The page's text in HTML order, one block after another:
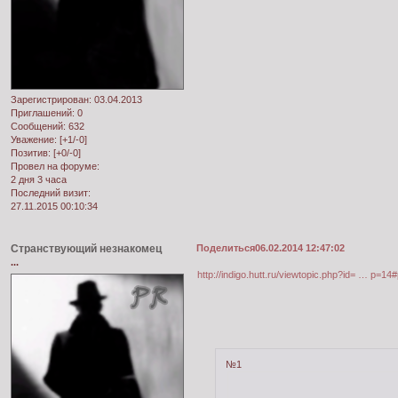
Зарегистрирован: 03.04.2013
Приглашений: 0
Сообщений: 632
Уважение: [+1/-0]
Позитив: [+0/-0]
Провел на форуме:
2 дня 3 часа
Последний визит:
27.11.2015 00:10:34
Поделиться06.02.2014 12:47:02
Странствующий незнакомец
...
http://indigo.hutt.ru/viewtopic.php?id= …
№1